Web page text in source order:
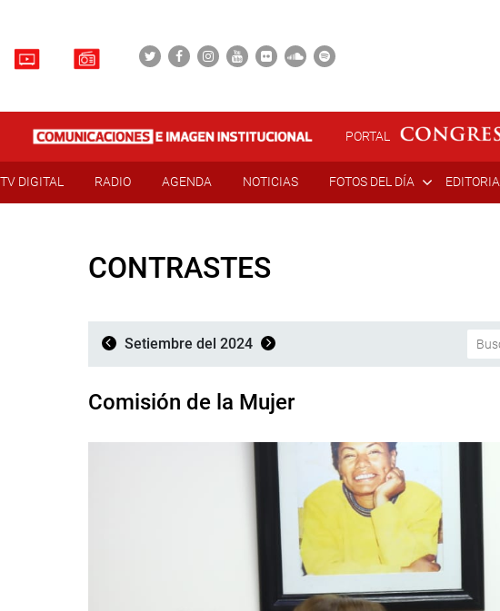
PORTAL
TV DIGITAL RADIO AGENDA NOTICIAS FOTOS DEL DÍA
CONTRASTES
Setiembre del 2024
Comisión de la Mujer